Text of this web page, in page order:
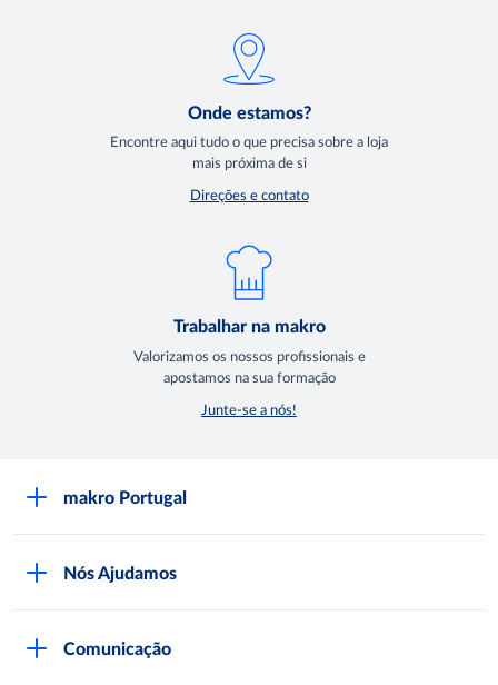
Onde estamos?
Encontre aqui tudo o que precisa sobre a loja
mais próxima de si
Direções e contato
Trabalhar na makro
Valorizamos os nossos profissionais e
apostamos na sua formação
Junte-se a nós!
makro Portugal
Nós Ajudamos
Comunicação